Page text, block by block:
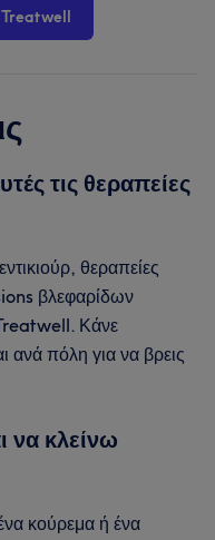
τις θεραπείες
θεραπείες
βλεφαρίδων
Κάνε
ανά πόλη για να βρεις
να κλείνω
κούρεμα ή ένα